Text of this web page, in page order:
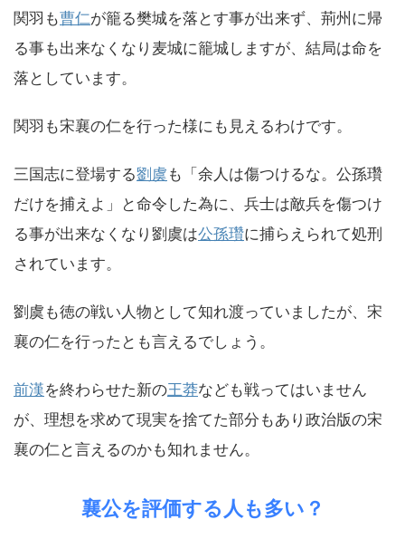
関羽も曹仁が籠る樊城を落とす事が出来ず、荊州に帰
る事も出来なくなり麦城に籠城しますが、結局は命を
落としています。
関羽も宋襄の仁を行った様にも見えるわけです。
三国志に登場する劉虞 も「余人は傷つけるな。公孫瓚
だけを捕えよ」と命令した為に、兵士は敵兵を傷つけ
る事が出来なくなり劉虞は公孫瓚に捕らえられて処刑
されています。
劉虞も徳の戦い人物として知れ渡っていましたが、宋
襄の仁を行ったとも言えるでしょう。
前漢を終わらせた新の王莽なども戦ってはいません
が、理想を求めて現実を捨てた部分もあり政治版の宋
襄の仁と言えるのかも知れません。
襄公を評価する人も多い？